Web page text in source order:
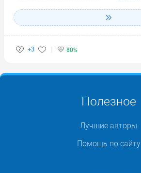
+3 80%
Полезное
Лучшие авторы
Помощь по сайту